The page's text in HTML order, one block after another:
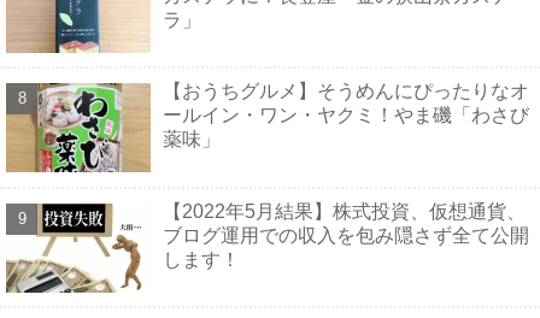
ラ」
【おうちグルメ】そうめんにぴったりなオ
ールイン・ワン・ヤクミ！やま磯「わさび
薬味」
【2022年5月結果】株式投資、仮想通貨、
ブログ運用での収入を包み隠さず全て公開
します！